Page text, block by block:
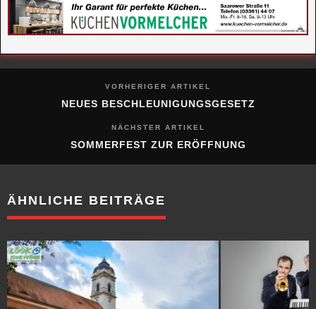
NÄCHSTER ARTIKEL
SOMMERFEST ZUR ERÖFFNUNG
ÄHNLICHE BEITRÄGE